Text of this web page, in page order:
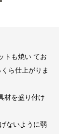
トも焼い てお
ら仕上がりま
材を盛り付け
ないように弱